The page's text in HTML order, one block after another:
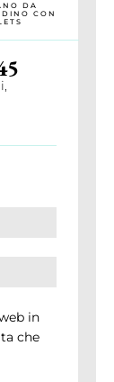
DA
CON
in
che